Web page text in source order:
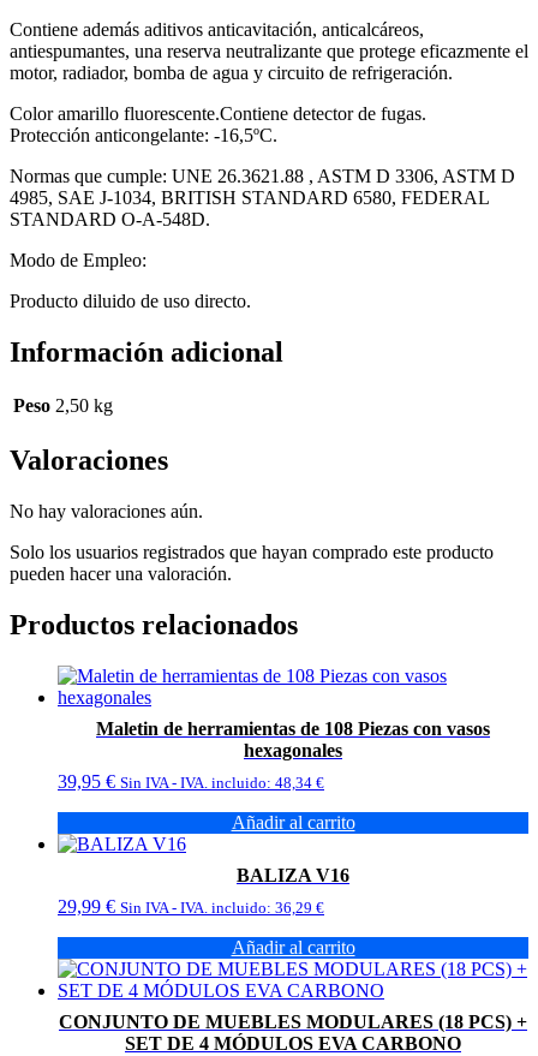
Contiene además aditivos anticavitación, anticalcáreos,
antiespumantes, una reserva neutralizante que protege eficazmente el
motor, radiador, bomba de agua y circuito de refrigeración.
Color amarillo fluorescente.Contiene detector de fugas.
Protección anticongelante: -16,5ºC.
Normas que cumple: UNE 26.3621.88 , ASTM D 3306, ASTM D
4985, SAE J-1034, BRITISH STANDARD 6580, FEDERAL
STANDARD O-A-548D.
Modo de Empleo:
Producto diluido de uso directo.
Información adicional
Peso 2,50 kg
Valoraciones
No hay valoraciones aún.
Solo los usuarios registrados que hayan comprado este producto
pueden hacer una valoración.
Productos relacionados
Maletin de herramientas de 108 Piezas con vasos
hexagonales
39,95 € Sin IVA - IVA. incluido: 48,34 €
Añadir al carrito
BALIZA V16
29,99 € Sin IVA - IVA. incluido: 36,29 €
Añadir al carrito
CONJUNTO DE MUEBLES MODULARES (18 PCS) +
SET DE 4 MÓDULOS EVA CARBONO